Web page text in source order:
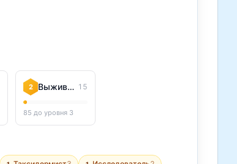
2 Выживальщик 15
85 до уровня 3